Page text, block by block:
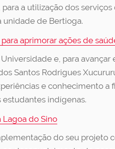
a utilização dos
unidade de Bertioga.
aprimorar ações de
e, para avançar
Santos Rodrigues
e conhecimento
indígenas.
Lagoa do Sino
do seu projeto